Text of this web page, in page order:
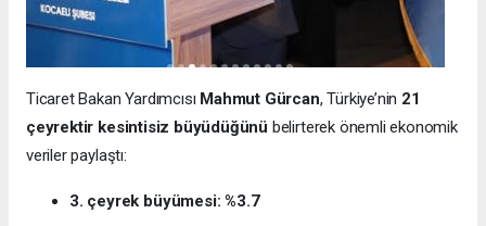
Ticaret Bakan Yardımcısı Mahmut Gürcan, Türkiye’nin 21
çeyrektir kesintisiz büyüdüğünü belirterek önemli ekonomik
veriler paylaştı:
3. çeyrek büyümesi: %3.7